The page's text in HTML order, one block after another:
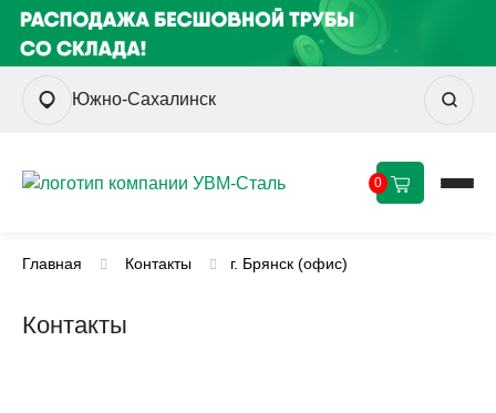
Южно-Сахалинск
0
Главная Контакты г. Брянск (офис)
Контакты